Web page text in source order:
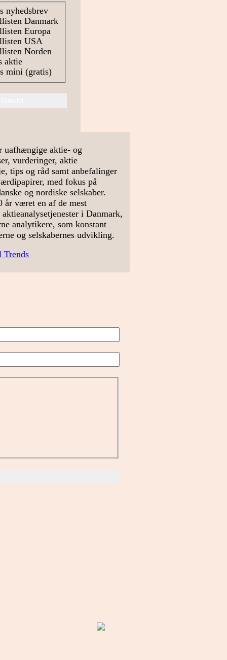
nyhedsbrev
Danmark
Europa
USA
Norden
aktie
mini (gratis)
uafhængige aktie- og
vurderinger, aktie
tips og råd samt anbefalinger
med fokus på
og nordiske selskaber.
år været en af de mest
aktieanalysetjenester i Danmark,
analytikere, som konstant
og selskabernes udvikling.
Trends